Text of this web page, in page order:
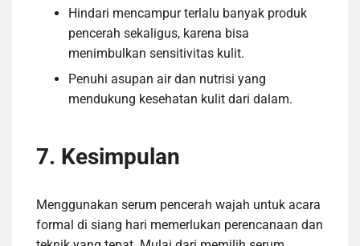
Hindari mencampur terlalu banyak produk
pencerah sekaligus, karena bisa
menimbulkan sensitivitas kulit.
Penuhi asupan air dan nutrisi yang
mendukung kesehatan kulit dari dalam.
7. Kesimpulan
Menggunakan serum pencerah wajah untuk acara
formal di siang hari memerlukan perencanaan dan